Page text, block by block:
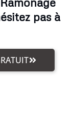
pas à